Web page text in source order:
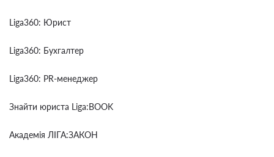
Liga360: Юрист
Liga360: Бухгалтер
Liga360: PR-менеджер
Знайти юриста Liga:BOOK
Академія ЛІГА:ЗАКОН